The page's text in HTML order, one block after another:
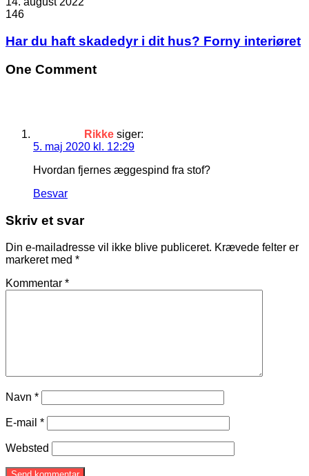
146
Har du haft skadedyr i dit hus? Forny interiøret
One Comment
Rikke siger:
5. maj 2020 kl. 12:29
Hvordan fjernes æggespind fra stof?
Besvar
Skriv et svar
Din e-mailadresse vil ikke blive publiceret. Krævede felter er
markeret med *
Kommentar *
Navn *
E-mail *
Websted